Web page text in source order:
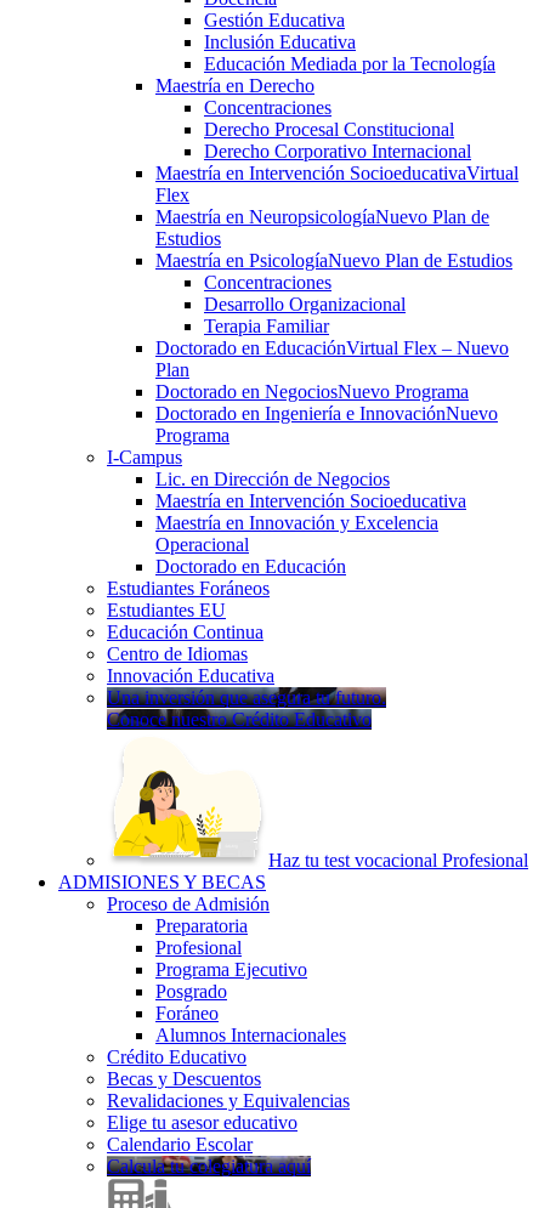
Gestión Educativa
Inclusión Educativa
Educación Mediada por la Tecnología
Maestría en Derecho
Concentraciones
Derecho Procesal Constitucional
Derecho Corporativo Internacional
Maestría en Intervención SocioeducativaVirtual
Flex
Maestría en NeuropsicologíaNuevo Plan de
Estudios
Maestría en PsicologíaNuevo Plan de Estudios
Concentraciones
Desarrollo Organizacional
Terapia Familiar
Doctorado en EducaciónVirtual Flex – Nuevo
Plan
Doctorado en NegociosNuevo Programa
Doctorado en Ingeniería e InnovaciónNuevo
Programa
I-Campus
Lic. en Dirección de Negocios
Maestría en Intervención Socioeducativa
Maestría en Innovación y Excelencia
Operacional
Doctorado en Educación
Estudiantes Foráneos
Estudiantes EU
Educación Continua
Centro de Idiomas
Innovación Educativa
Una inversión que asegura tu futuro.
Conoce nuestro Crédito Educativo
Haz tu test vocacional Profesional
ADMISIONES Y BECAS
Proceso de Admisión
Preparatoria
Profesional
Programa Ejecutivo
Posgrado
Foráneo
Alumnos Internacionales
Crédito Educativo
Becas y Descuentos
Revalidaciones y Equivalencias
Elige tu asesor educativo
Calendario Escolar
Calcula tu colegiatura aquí